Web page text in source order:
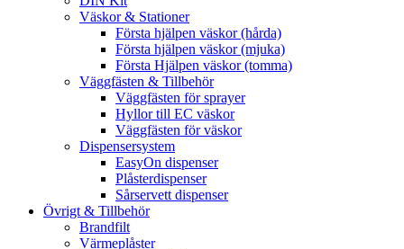
Väskor & Stationer
Första hjälpen väskor (hårda)
Första hjälpen väskor (mjuka)
Första Hjälpen väskor (tomma)
Väggfästen & Tillbehör
Väggfästen för sprayer
Hyllor till EC väskor
Väggfästen för väskor
Dispensersystem
EasyOn dispenser
Plåsterdispenser
Sårservett dispenser
Övrigt & Tillbehör
Brandfilt
Värmeplåster